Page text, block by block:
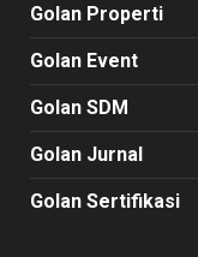
Golan Properti
Golan Event
Golan SDM
Golan Jurnal
Golan Sertifikasi